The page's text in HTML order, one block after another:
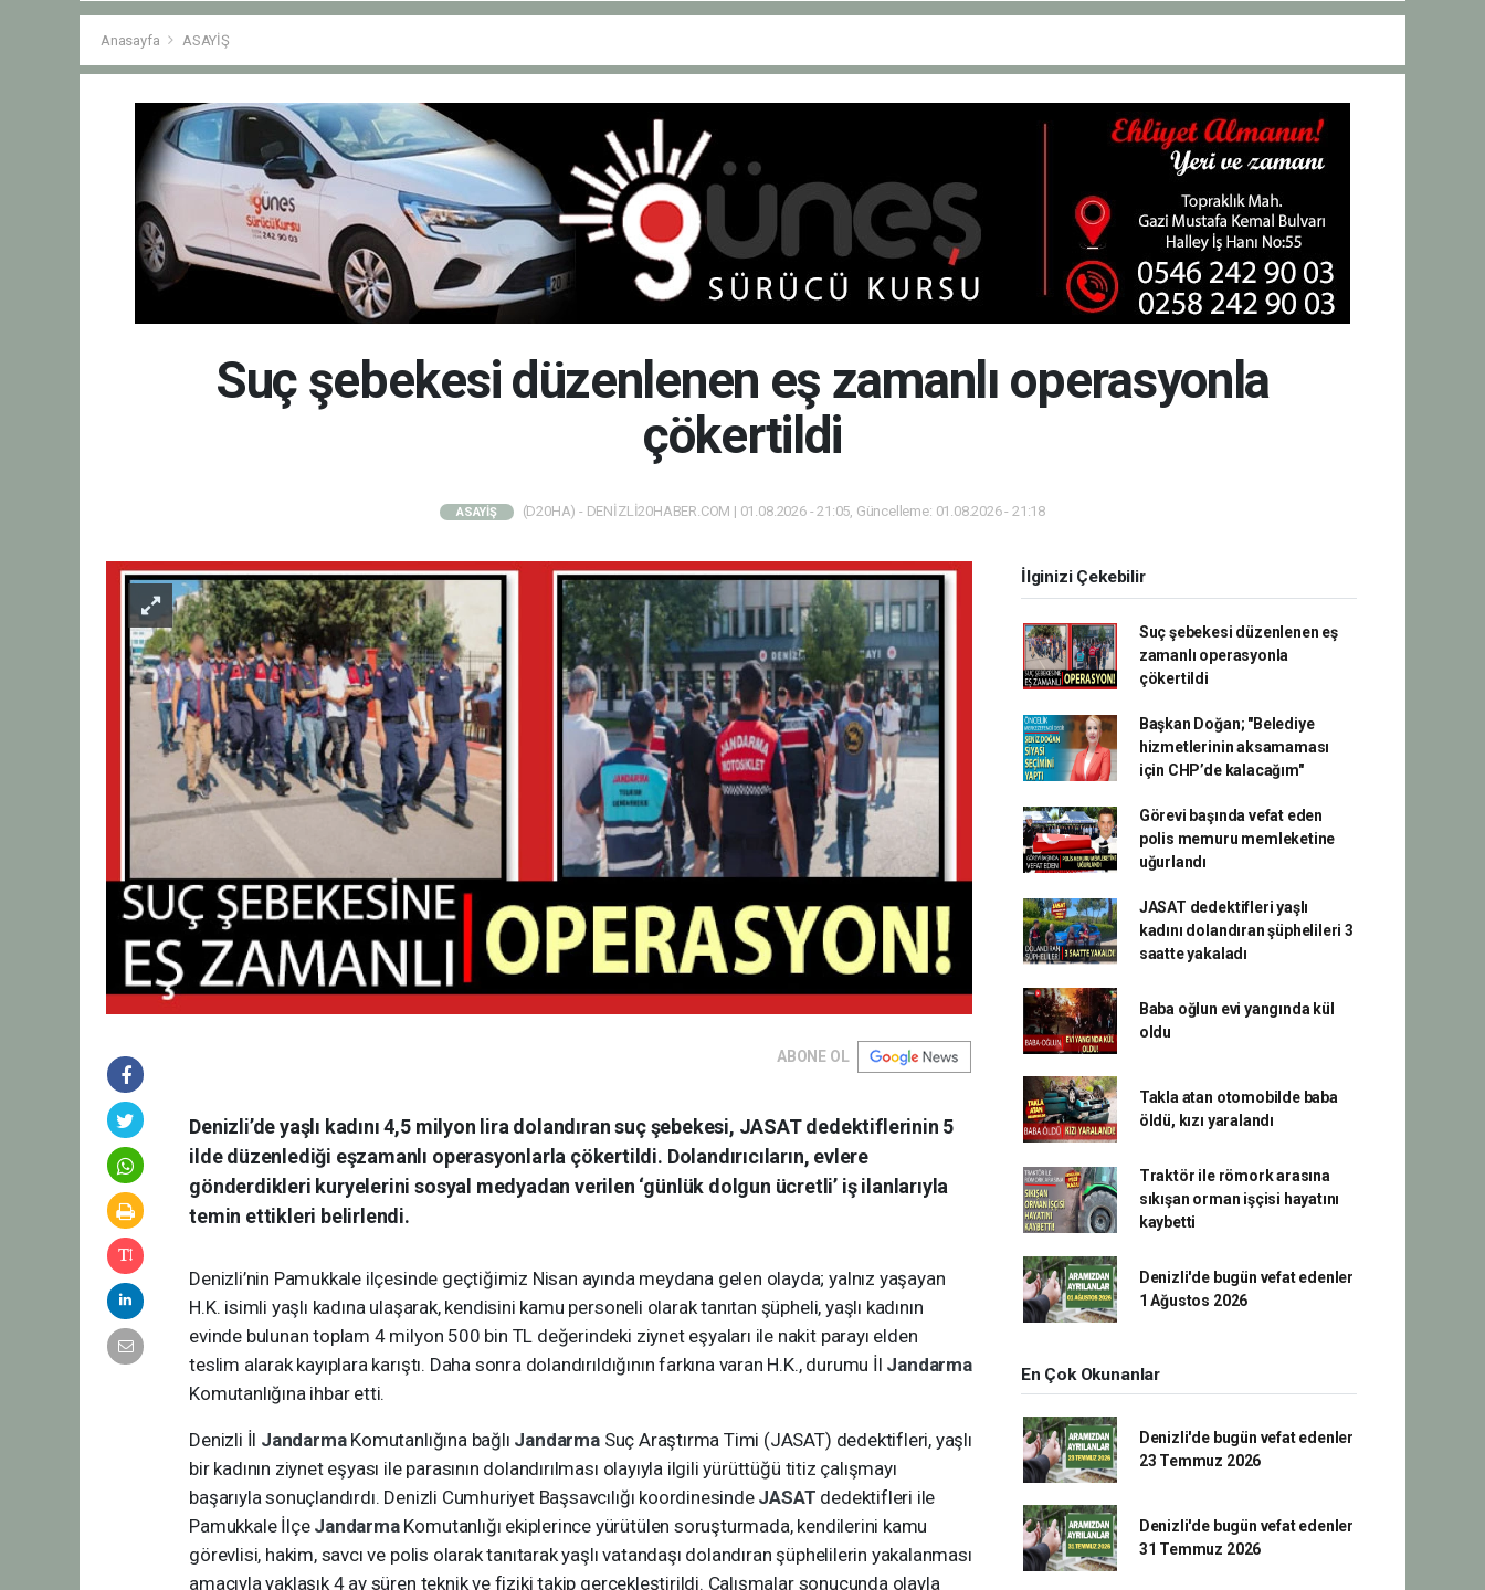
Anasayfa ASAYİŞ
Suç şebekesi düzenlenen eş zamanlı operasyonla
çökertildi
ASAYİŞ (D20HA) - DENİZLİ20HABER.COM | 01.08.2026 - 21:05, Güncelleme: 01.08.2026 - 21:18
ABONE OL
Denizli’de yaşlı kadını 4,5 milyon lira dolandıran suç şebekesi, JASAT dedektiflerinin 5
ilde düzenlediği eşzamanlı operasyonlarla çökertildi. Dolandırıcıların, evlere
gönderdikleri kuryelerini sosyal medyadan verilen ‘günlük dolgun ücretli’ iş ilanlarıyla
temin ettikleri belirlendi.
Denizli’nin Pamukkale ilçesinde geçtiğimiz Nisan ayında meydana gelen olayda; yalnız yaşayan
H.K. isimli yaşlı kadına ulaşarak, kendisini kamu personeli olarak tanıtan şüpheli, yaşlı kadının
evinde bulunan toplam 4 milyon 500 bin TL değerindeki ziynet eşyaları ile nakit parayı elden
teslim alarak kayıplara karıştı. Daha sonra dolandırıldığının farkına varan H.K., durumu İl Jandarma
Komutanlığına ihbar etti.
Denizli İl Jandarma Komutanlığına bağlı Jandarma Suç Araştırma Timi (JASAT) dedektifleri, yaşlı
bir kadının ziynet eşyası ile parasının dolandırılması olayıyla ilgili yürüttüğü titiz çalışmayı
başarıyla sonuçlandırdı. Denizli Cumhuriyet Başsavcılığı koordinesinde JASAT dedektifleri ile
Pamukkale İlçe Jandarma Komutanlığı ekiplerince yürütülen soruşturmada, kendilerini kamu
görevlisi, hakim, savcı ve polis olarak tanıtarak yaşlı vatandaşı dolandıran şüphelilerin yakalanması
amacıyla yaklaşık 4 ay süren teknik ve fiziki takip gerçekleştirildi. Çalışmalar sonucunda olayla
İlginizi Çekebilir
Suç şebekesi düzenlenen eş
zamanlı operasyonla
çökertildi
Başkan Doğan; "Belediye
hizmetlerinin aksamaması
için CHP’de kalacağım"
Görevi başında vefat eden
polis memuru memleketine
uğurlandı
JASAT dedektifleri yaşlı
kadını dolandıran şüphelileri 3
saatte yakaladı
Baba oğlun evi yangında kül
oldu
Takla atan otomobilde baba
öldü, kızı yaralandı
Traktör ile römork arasına
sıkışan orman işçisi hayatını
kaybetti
Denizli'de bugün vefat edenler
1 Ağustos 2026
En Çok Okunanlar
Denizli'de bugün vefat edenler
23 Temmuz 2026
Denizli'de bugün vefat edenler
31 Temmuz 2026